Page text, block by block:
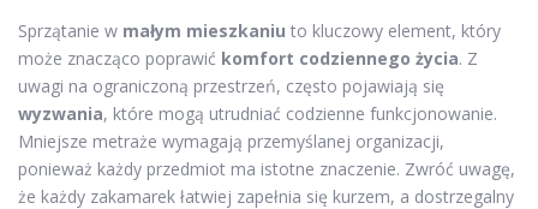
Sprzątanie w małym mieszkaniu to kluczowy element, który
może znacząco poprawić komfort codziennego życia. Z
uwagi na ograniczoną przestrzeń, często pojawiają się
wyzwania, które mogą utrudniać codzienne funkcjonowanie.
Mniejsze metraże wymagają przemyślanej organizacji,
ponieważ każdy przedmiot ma istotne znaczenie. Zwróć uwagę,
że każdy zakamarek łatwiej zapełnia się kurzem, a dostrzegalny